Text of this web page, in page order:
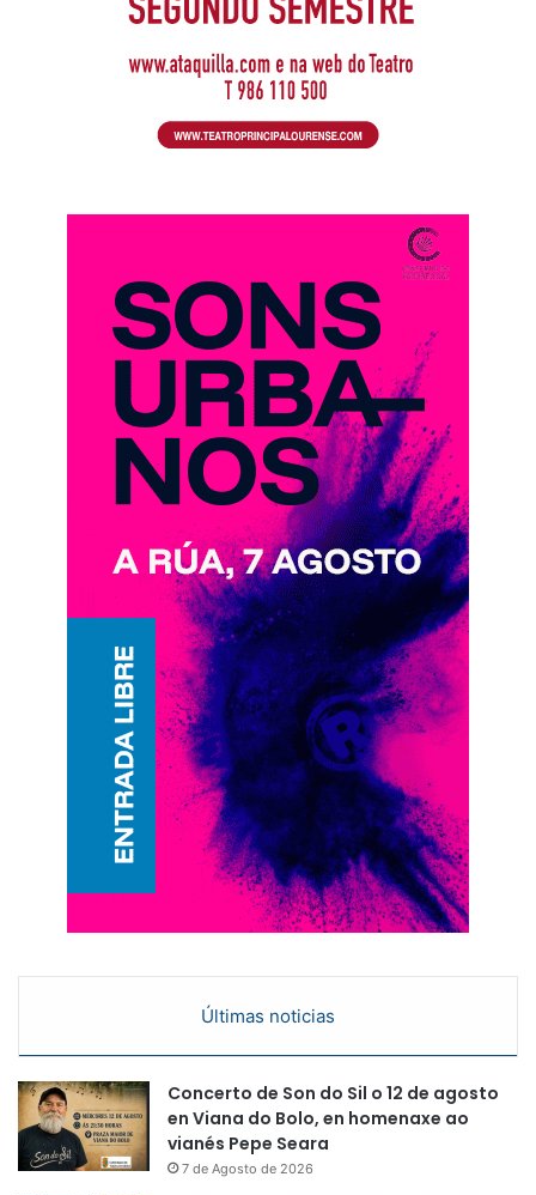
Últimas noticias
Concerto de Son do Sil o 12 de agosto
en Viana do Bolo, en homenaxe ao
vianés Pepe Seara
7 de Agosto de 2026